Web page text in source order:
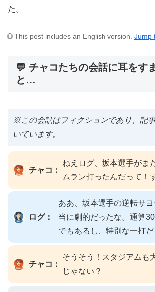
た。
🌐 This post includes an English version. Jump
💬 チャコたちの会話に耳をす
と…
※この会話はフィクションであり、記
いています。
チャコ：
ねえログ、坂本選手がま
ムラン打ったんだって！
ログ：
ああ、坂本選手の逆転サ
当に劇的だったな。通算
でもあるし、特別な一打だ
チャコ：
そうそう！スタジアムも
じゃない？